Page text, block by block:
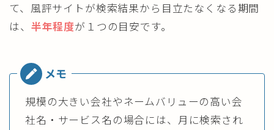
て、風評サイトが検索結果から目立たなくなる期間
は、 半年程度が１つの目安です。
規模の大きい会社やネームバリューの高い会
社名・サービス名の場合には、月に検索され